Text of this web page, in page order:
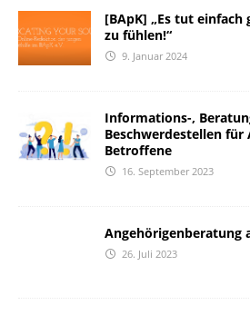
[BApK] „Es tut
zu fühlen!“
9. Januar 2024
Informations-,
Beschwerdestellen für
Betroffene
16. September 2023
Angehörigenberatung
26. Juli 2023